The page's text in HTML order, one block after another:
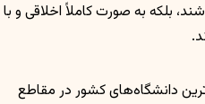
بلکه به صورت کاملاً اخلاقی و با
دانشگاه‌های کشور در مقاطع